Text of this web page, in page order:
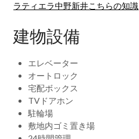
ラティエラ中野新井こちらの知識
建物設備
エレベーター
オートロック
宅配ボックス
TVドアホン
駐輪場
敷地内ゴミ置き場